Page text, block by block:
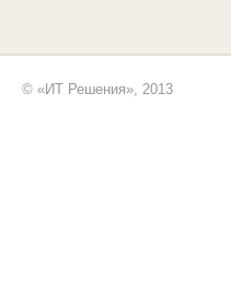
© «ИТ Решения», 2013